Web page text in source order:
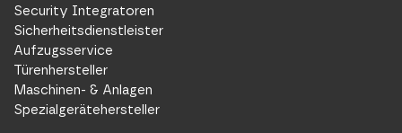
Security Integratoren
Sicherheitsdienstleister
Aufzugsservice
Türenhersteller
Maschinen- & Anlagen
Spezialgerätehersteller